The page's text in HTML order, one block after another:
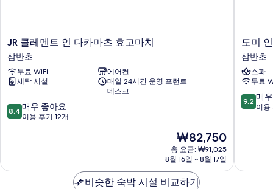
JR
클
레
멘
트
다
카
마
JR 클레멘트 인 다카마츠 효고마치
삼반초
무료 WiFi
에어컨
세탁 시설
매일 24시간 운영 프런트
데스크
10
점
점,
8.4 매우 좋아요
이용 후기 12개
현
재
요
₩82,750
₩82,750
총 요금: ₩91,025
8월 16일 ~ 8월 17일
도
미
인
다
카
마
츠
에
삼반초
스파
무료
10
점
매
9.2 매
이용
비슷한 숙박 시설 비교하기